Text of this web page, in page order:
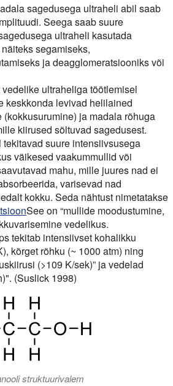
sagedusega ultraheli abil saab
Seega saab suure
ultraheli kasutada
segamiseks,
ja deagglomeratsiooniks või
ultraheliga töötlemisel
keskkonda levivad helilained
ja madala rõhuga
kiirused sõltuvad sagedusest.
suure intensiivsusega
väikesed vaakummullid või
mahu, mille juures nad ei
varisevad nad
kokku. Seda nähtust nimetatakse
See on “mullide moodustumine,
vedelikus.
tekitab intensiivset kohalikku
kõrget rõhku (~ 1000 atm) ning
(>109 K/sek)” ja vedelad
(Suslick 1998)
struktuurivalem